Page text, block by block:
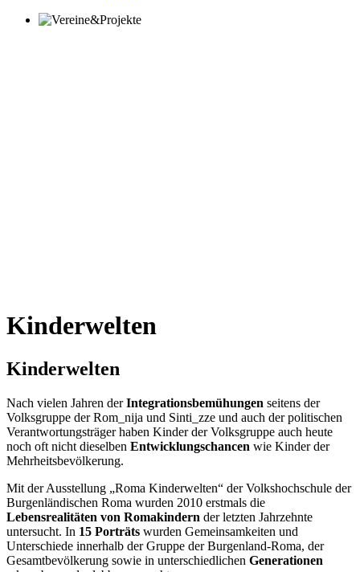
Kinderwelten
Kinderwelten
Nach vielen Jahren derIntegrationsbemühungen seitens der
Volksgruppe der Rom_nija und Sinti_zze und auch der politischen
Verantwortungsträger haben Kinder der Volksgruppe auch heute
noch oft nicht dieselben Entwicklungschancen wie Kinder der
Mehrheitsbevölkerung.
Mit der Ausstellung „Roma Kinderwelten“ der Volkshochschule der
Burgenländischen Roma wurden 2010 erstmals die
Lebensrealitäten von Romakindern der letzten Jahrzehnte
untersucht. In 15 Porträts wurden Gemeinsamkeiten und
Unterschiede innerhalb der Gruppe der Burgenland-Roma, der
Gesamtbevölkerung sowie in unterschiedlichen Generationen